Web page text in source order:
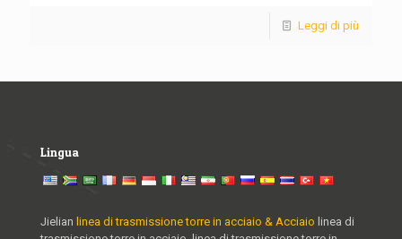
Leggi di più
Lingua
Jielian linea di trasmissione torre in acciaio & Acciaio linea di